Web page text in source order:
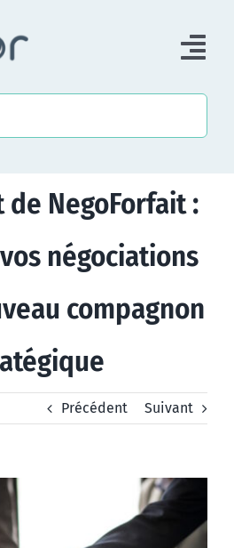
Piloter un réseau
Accompagner
de NegoForfait :
négociations
compagnon
Précédent Suivant